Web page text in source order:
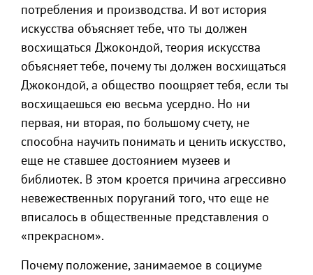
потребления и производства. И вот история
искусства объясняет тебе, что ты должен
восхищаться Джокондой, теория искусства
объясняет тебе, почему ты должен восхищаться
Джокондой, а общество поощряет тебя, если ты
восхищаешься ею весьма усердно. Но ни
первая, ни вторая, по большому счету, не
способна научить понимать и ценить искусство,
еще не ставшее достоянием музеев и
библиотек. В этом кроется причина агрессивно
невежественных поруганий того, что еще не
вписалось в общественные представления о
«прекрасном».
Почему положение, занимаемое в социуме